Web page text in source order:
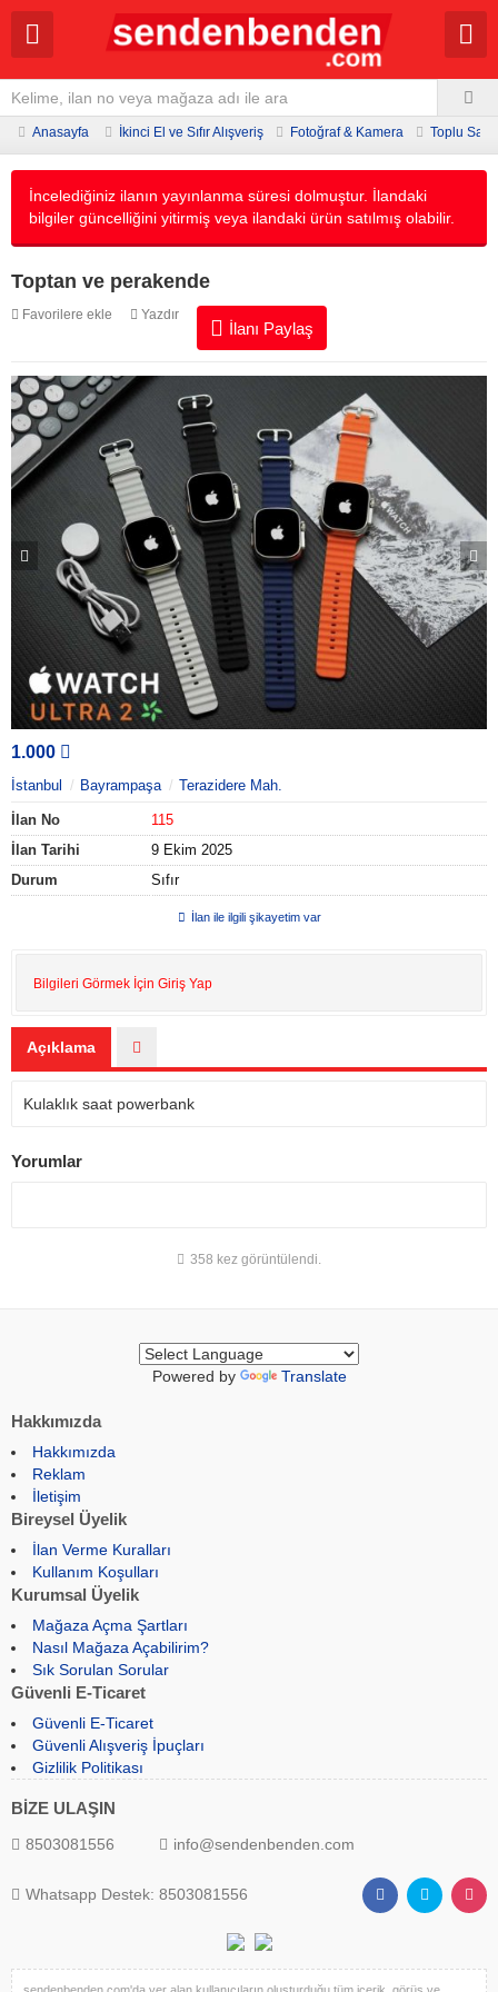
Anasayfa İkinci El ve Sıfır Alışveriş Fotoğraf & Kamera Toplu Satış
İncelediğiniz ilanın yayınlanma süresi dolmuştur. İlandaki
bilgiler güncelliğini yitirmiş veya ilandaki ürün satılmış olabilir.
Toptan ve perakende
Favorilere ekle Yazdır
İlanı Paylaş
1.000
İstanbul Bayrampaşa Terazidere Mah.
İlan No
115
İlan Tarihi
9 Ekim 2025
Durum
Sıfır
İlan ile ilgili şikayetim var
Bilgileri Görmek İçin Giriş Yap
Açıklama
Kulaklık saat powerbank
Yorumlar
358 kez görüntülendi.
Powered by Translate
Hakkımızda
Hakkımızda
Reklam
İletişim
Bireysel Üyelik
İlan Verme Kuralları
Kullanım Koşulları
Kurumsal Üyelik
Mağaza Açma Şartları
Nasıl Mağaza Açabilirim?
Sık Sorulan Sorular
Güvenli E-Ticaret
Güvenli E-Ticaret
Güvenli Alışveriş İpuçları
Gizlilik Politikası
BİZE ULAŞIN
8503081556 info@sendenbenden.com
Whatsapp Destek: 8503081556